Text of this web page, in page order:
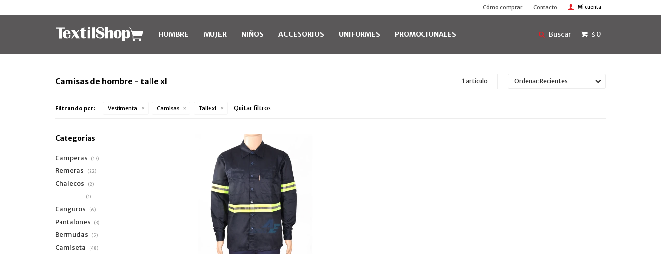
HOMBRE MUJER NIÑOS ACCESORIOS UNIFORMES PROMOCIONALES $ 0
Cómo comprar Contacto
Camisas de hombre - talle xl 1 artículo Recientes
Filtrando por: Vestimenta Camisas Talle xl Quitar filtros
Categorías
Camperas (17)
Remeras (22)
Chalecos (2)
(1)
Canguros (6)
Pantalones (3)
Bermudas (5)
Camiseta (48)